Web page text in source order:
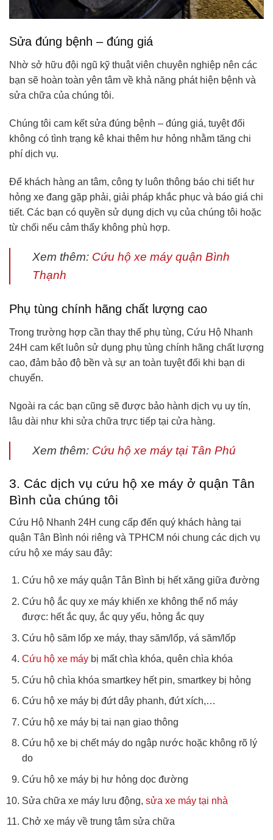
Sửa đúng bệnh – đúng giá
Nhờ sở hữu đội ngũ kỹ thuật viên chuyên nghiệp nên các
bạn sẽ hoàn toàn yên tâm về khả năng phát hiện bệnh và
sửa chữa của chúng tôi.
Chúng tôi cam kết sửa đúng bệnh – đúng giá, tuyệt đối
không có tình trạng kê khai thêm hư hỏng nhằm tăng chi
phí dịch vụ.
Để khách hàng an tâm, công ty luôn thông báo chi tiết hư
hỏng xe đang gặp phải, giải pháp khắc phục và báo giá chi
tiết. Các bạn có quyền sử dụng dịch vụ của chúng tôi hoặc
từ chối nếu cảm thấy không phù hợp.
Xem thêm: Cứu hộ xe máy quận Bình
Thạnh
Phụ tùng chính hãng chất lượng cao
Trong trường hợp cần thay thế phụ tùng, Cứu Hộ Nhanh
24H cam kết luôn sử dụng phụ tùng chính hãng chất lượng
cao, đảm bảo độ bền và sự an toàn tuyệt đối khi bạn di
chuyển.
Ngoài ra các bạn cũng sẽ được bảo hành dịch vụ uy tín,
lâu dài như khi sửa chữa trực tiếp tại cửa hàng.
Xem thêm: Cứu hộ xe máy tại Tân Phú
3. Các dịch vụ cứu hộ xe máy ở quận Tân
Bình của chúng tôi
Cứu Hộ Nhanh 24H cung cấp đến quý khách hàng tại
quận Tân Bình nói riêng và TPHCM nói chung các dịch vụ
cứu hộ xe máy sau đây:
Cứu hộ xe máy quận Tân Bình bị hết xăng giữa đường
Cứu hộ ắc quy xe máy khiến xe không thể nổ máy
được: hết ắc quy, ắc quy yếu, hỏng ắc quy
Cứu hộ săm lốp xe máy, thay săm/lốp, vá săm/lốp
Cứu hộ xe máybị mất chìa khóa, quên chìa khóa
Cứu hộ chìa khóa smartkey hết pin, smartkey bị hỏng
Cứu hộ xe máy bị đứt dây phanh, đứt xích,…
Cứu hộ xe máy bị tai nạn giao thông
Cứu hộ xe bị chết máy do ngập nước hoặc không rõ lý
do
Cứu hộ xe máy bị hư hỏng dọc đường
Sửa chữa xe máy lưu động, sửa xe máy tại nhà
Chở xe máy về trung tâm sửa chữa